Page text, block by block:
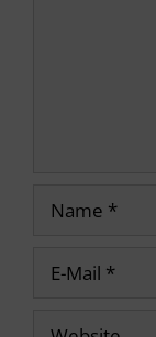
Mail
Website